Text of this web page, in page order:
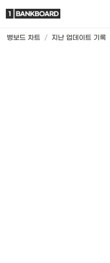
뱅보드 차트 / 지난 업데이트 기록